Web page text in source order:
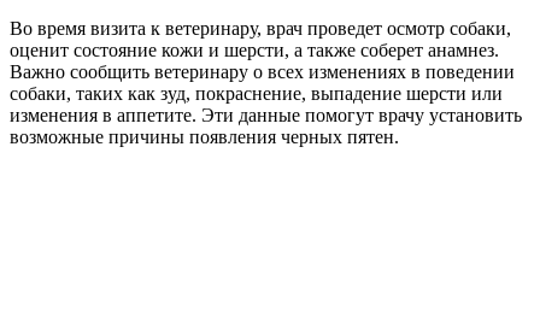
Во время визита к ветеринару, врач проведет осмотр собаки,
оценит состояние кожи и шерсти, а также соберет анамнез.
Важно сообщить ветеринару о всех изменениях в поведении
собаки, таких как зуд, покраснение, выпадение шерсти или
изменения в аппетите. Эти данные помогут врачу установить
возможные причины появления черных пятен.